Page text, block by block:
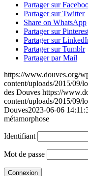
Partager sur
Partager sur Twitter
Share on WhatsApp
Partager sur
Partager sur
Partager sur Tumblr
Partager par Mail
https://www.douves.org/
content/uploads/2015/09/
des Douves https://
content/uploads/2015/09/
Douves2023-06-06
métamorphose
Identifiant
Mot de passe